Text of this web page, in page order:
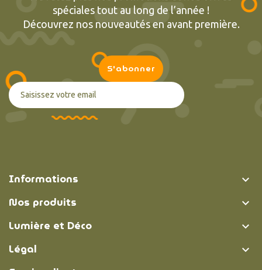
spéciales tout au long de l’année !
Découvrez nos nouveautés en avant première.
Informations 
Nos produits 
Lumière et Déco 
Légal 